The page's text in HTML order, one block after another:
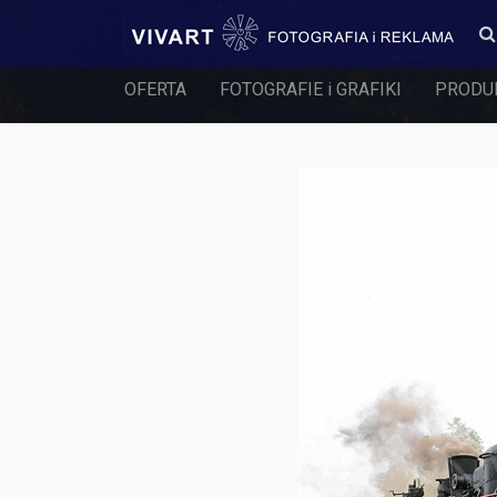
OFERTA FOTOGRAFIE i GRAFIKI